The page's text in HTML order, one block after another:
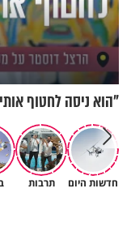
"הוא ניסה לחטוף
חדשות היום תרבות
הגעתי